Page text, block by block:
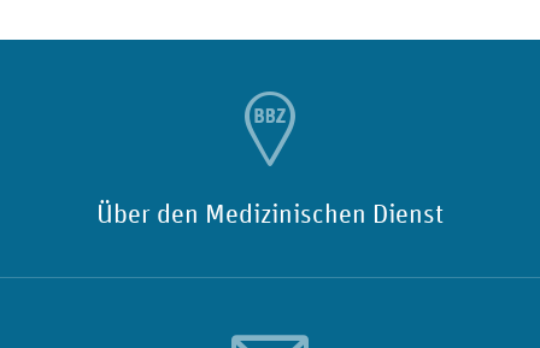
Über den Medizinischen Dienst